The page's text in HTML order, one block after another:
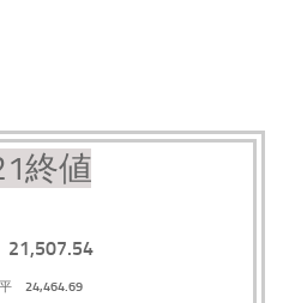
終値
21,507.54
平 24,464.69